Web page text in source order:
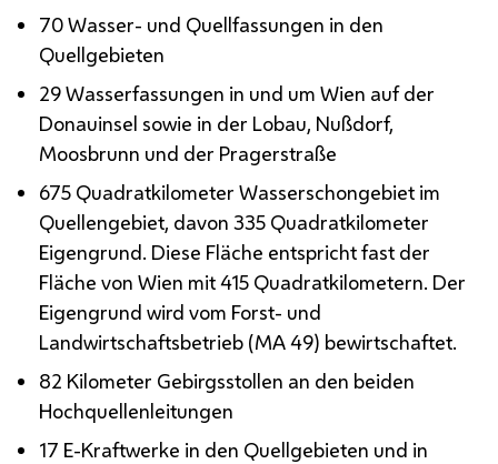
70 Wasser- und Quellfassungen in den
Quellgebieten
29 Wasserfassungen in und um Wien auf der
Donauinsel sowie in der Lobau, Nußdorf,
Moosbrunn und der Pragerstraße
675 Quadratkilometer Wasserschongebiet im
Quellengebiet, davon 335 Quadratkilometer
Eigengrund. Diese Fläche entspricht fast der
Fläche von Wien mit 415 Quadratkilometern. Der
Eigengrund wird vom Forst- und
Landwirtschaftsbetrieb (MA49) bewirtschaftet.
82 Kilometer Gebirgsstollen an den beiden
Hochquellenleitungen
17 E-Kraftwerke in den Quellgebieten und in